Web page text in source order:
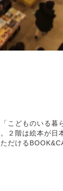
こどものいる暮
２階は絵本が日
だける